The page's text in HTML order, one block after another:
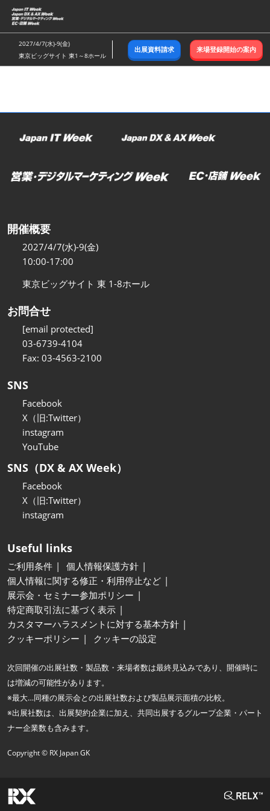
ス
キ
ッ
し
む
2027/4/7(水)-9(金)
東京ビッグサイト 東1～8ホール
出展資料請求 来場登録開始の案内
開催概要
2027/4/7(水)-9(金)
10:00-17:00
東京ビッグサイト 東 1-8ホール
お問合せ
[email protected]
03-6739-4104
Fax: 03-4563-2100
SNS
Facebook
X（旧:Twitter）
instagram
YouTube
SNS（DX & AX Week）
Facebook
X（旧:Twitter）
instagram
Useful links
ご利用条件
個人情報保護方針
個人情報に関する修正・利用停止など
展示会・セミナー参加ポリシー
特定商取引法に基づく表示
カスタマーハラスメントに対する基本方針
クッキーポリシー
クッキーの設定
次回開催の出展社数・製品数・来場者数は最終見込みであり、開催時に
は増減の可能性があります。
※最大…同種の展示会との出展社数および製品展示面積の比較。
※出展社数は、出展契約企業に加え、共同出展するグループ企業・パート
ナー企業数も含みます。
Copyright © RX Japan GK